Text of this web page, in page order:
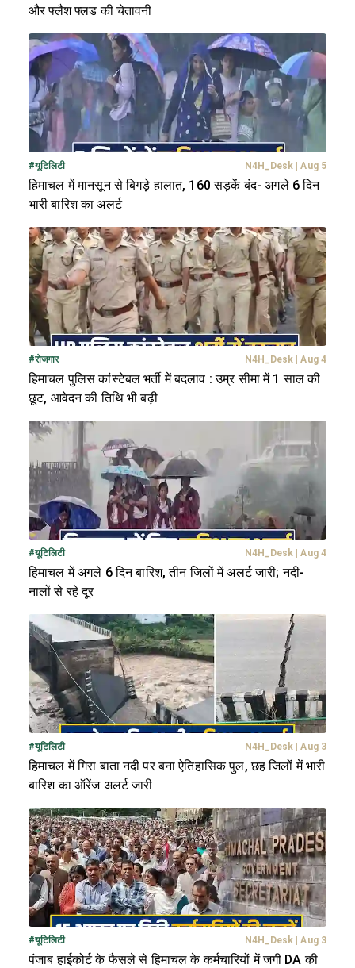
और फ्लैश फ्लड की चेतावनी
#यूटिलिटी N4H_Desk Aug 5
हिमाचल में मानसून से बिगड़े हालात, 160 सड़कें बंद- अगले 6 दिन
भारी बारिश का अलर्ट
#रोजगार N4H_Desk Aug 4
हिमाचल पुलिस कांस्टेबल भर्ती में बदलाव : उम्र सीमा में 1 साल की
छूट, आवेदन की तिथि भी बढ़ी
#यूटिलिटी N4H_Desk Aug 4
हिमाचल में अगले 6 दिन बारिश, तीन जिलों में अलर्ट जारी; नदी-
नालों से रहे दूर
#यूटिलिटी N4H_Desk Aug 3
हिमाचल में गिरा बाता नदी पर बना ऐतिहासिक पुल, छह जिलों में भारी
बारिश का ऑरेंज अलर्ट जारी
#यूटिलिटी N4H_Desk Aug 3
पंजाब हाईकोर्ट के फैसले से हिमाचल के कर्मचारियों में जगी DA की